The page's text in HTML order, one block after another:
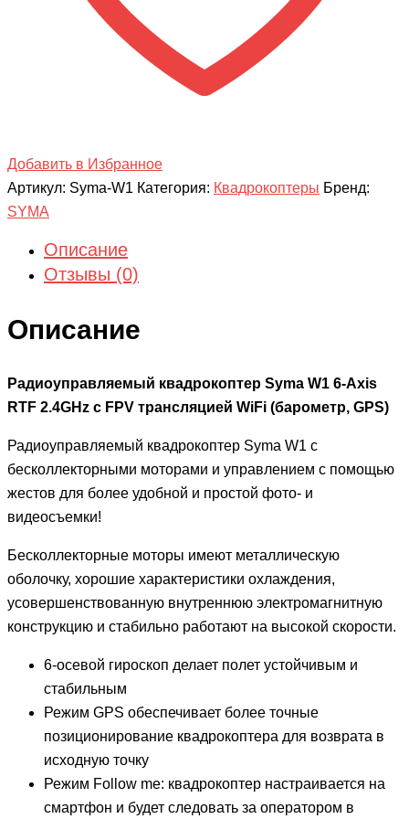
Добавить в Избранное
Артикул: Syma-W1 Категория: Квадрокоптеры Бренд:
SYMA
Описание
Отзывы (0)
Описание
Радиоуправляемый квадрокоптер Syma W1 6-Axis
RTF 2.4GHz с FPV трансляцией WiFi (барометр, GPS)
Радиоуправляемый квадрокоптер Syma W1 с
бесколлекторными моторами и управлением с помощью
жестов для более удобной и простой фото- и
видеосъемки!
Бесколлекторные моторы имеют металлическую
оболочку, хорошие характеристики охлаждения,
усовершенствованную внутреннюю электромагнитную
конструкцию и стабильно работают на высокой скорости.
6-осевой гироскоп делает полет устойчивым и
стабильным
Режим GPS обеспечивает более точные
позиционирование квадрокоптера для возврата в
исходную точку
Режим Follow me: квадрокоптер настраивается на
смартфон и будет следовать за оператором в